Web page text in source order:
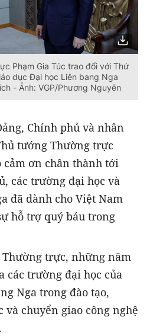
Phạm Gia Túc trao đổi với Thứ
dục Đại học Liên bang Nga
- Ảnh: VGP/Phương Nguyên
Chính phủ và nhân
tướng Thường trực
cảm ơn chân thành tới
các trường đại học và
đã dành cho Việt Nam
hỗ trợ quý báu trong
Thường trực, những năm
các trường đại học của
Nga trong đào tạo,
và chuyển giao công nghệ